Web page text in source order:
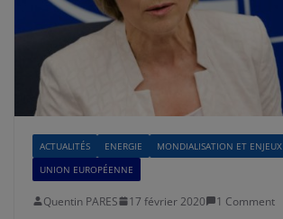
ACTUALITÉS ENERGIE
MONDIALISATION ET ENJEUX
UNION EUROPÉENNE
Quentin PARES 17 février 2020 1 Comment